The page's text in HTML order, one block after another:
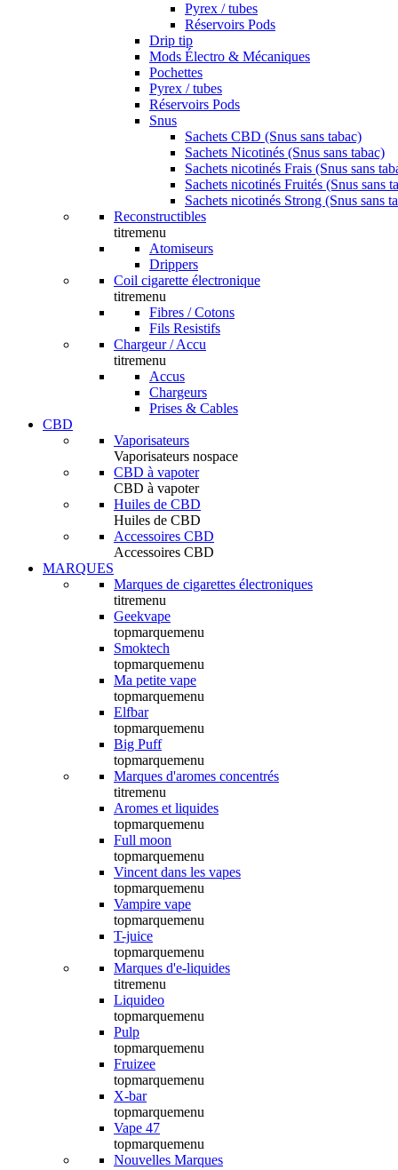
Pyrex / tubes
Réservoirs Pods
Drip tip
Mods Électro & Mécaniques
Pochettes
Pyrex / tubes
Réservoirs Pods
Snus
Sachets CBD (Snus sans tabac)
Sachets Nicotinés (Snus sans tabac)
Sachets nicotinés Frais (Snus sans
Sachets nicotinés Fruités (Snus sans
Sachets nicotinés Strong (Snus sans
Reconstructibles
titremenu
Atomiseurs
Drippers
Coil cigarette électronique
titremenu
Fibres / Cotons
Fils Resistifs
Chargeur / Accu
titremenu
Accus
Chargeurs
Prises & Cables
CBD
Vaporisateurs
Vaporisateurs nospace
CBD à vapoter
CBD à vapoter
Huiles de CBD
Huiles de CBD
Accessoires CBD
Accessoires CBD
MARQUES
Marques de cigarettes électroniques
titremenu
Geekvape
topmarquemenu
Smoktech
topmarquemenu
Ma petite vape
topmarquemenu
Elfbar
topmarquemenu
Big Puff
topmarquemenu
Marques d'aromes concentrés
titremenu
Aromes et liquides
topmarquemenu
Full moon
topmarquemenu
Vincent dans les vapes
topmarquemenu
Vampire vape
topmarquemenu
T-juice
topmarquemenu
Marques d'e-liquides
titremenu
Liquideo
topmarquemenu
Pulp
topmarquemenu
Fruizee
topmarquemenu
X-bar
topmarquemenu
Vape 47
topmarquemenu
Nouvelles Marques